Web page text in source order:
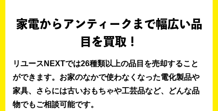
家電からアンティークまで幅広い品
目を買取！
リユースNEXTでは26種類以上の品目を売却すること
ができます。お家のなかで使わなくなった電化製品や
家具、さらには古いおもちゃや工芸品など、どんな品
物でもご相談可能です。